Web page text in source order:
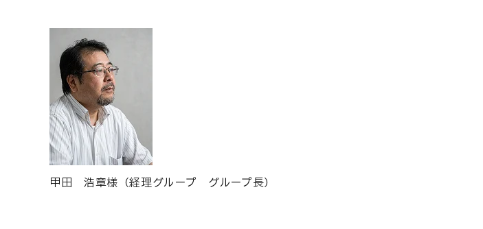
甲田 浩章様（経理グループ グループ長）